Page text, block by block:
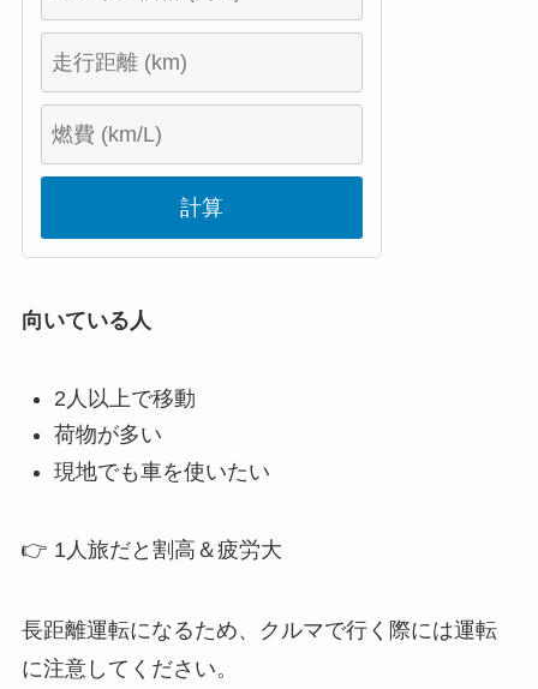
計算
向いている人
2人以上で移動
荷物が多い
現地でも車を使いたい
👉 1人旅だと割高＆疲労大
長距離運転になるため、クルマで行く際には運転
に注意してください。